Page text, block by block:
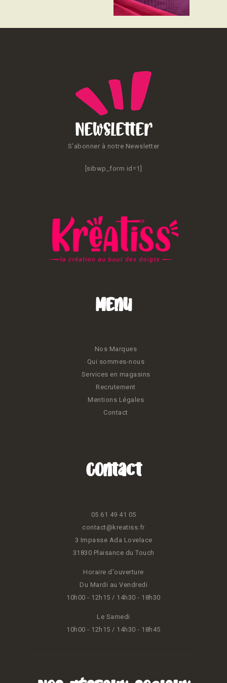
Newsletter
S'abonner à notre Newsletter
[sibwp_form id=1]
Menu
Nos Marques
Qui sommes-nous
Services en magasins
Recrutement
Mentions Légales
Contact
Contact
05 61 49 41 05
contact@kreatiss.fr
3 Impasse Ada Lovelace
31830 Plaisance du Touch
Horaire d'ouverture
Du Mardi au Vendredi
10h00 - 12h15 / 14h30 - 18h30
Le Samedi
10h00 - 12h15 / 14h30 - 18h45